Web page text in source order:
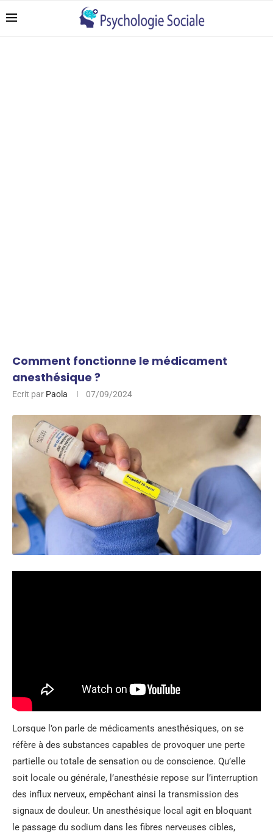
Comment fonctionne le médicament
anesthésique ?
Ecrit par Paola 07/09/2024
Lorsque l’on parle de médicaments anesthésiques, on se
réfère à des substances capables de provoquer une perte
partielle ou totale de sensation ou de conscience. Qu’elle
soit locale ou générale, l’anesthésie repose sur l’interruption
des influx nerveux, empêchant ainsi la transmission des
signaux de douleur. Un anesthésique local agit en bloquant
le passage du sodium dans les fibres nerveuses cibles,